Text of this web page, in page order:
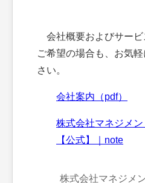
会社概要およびサービ
ご希望の場合も、お気
さい。
会社案内（pdf）
株式会社マネジメ
【公式】｜note
株式会社マネジメ